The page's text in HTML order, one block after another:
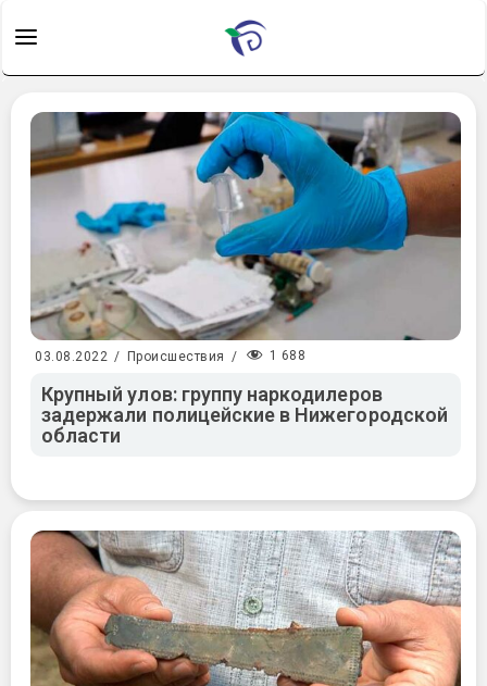
03.08.2022 / Происшествия / 1 688
Крупный улов: группу наркодилеров
задержали полицейские в Нижегородской
области